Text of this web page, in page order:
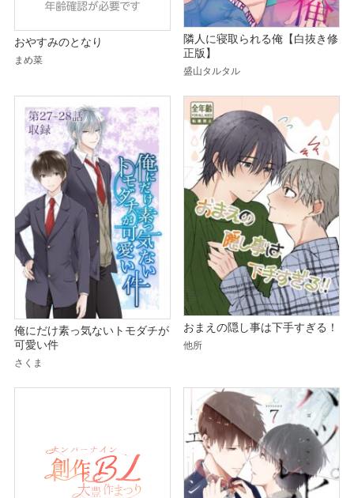
おやすみのとなり
まめ菜
隣人に寝取られる俺【白抜き修
正版】
盛山タルタル
俺にだけ素っ気ないトモダチが
可愛い件
さくま
おまえの隠し事は下手すぎる！
他所